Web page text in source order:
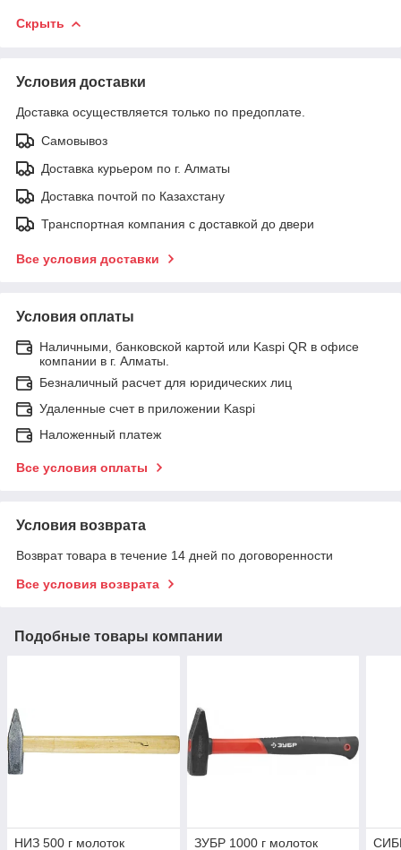
Скрыть
Условия доставки
Доставка осуществляется только по предоплате.
Самовывоз
Доставка курьером по г. Алматы
Доставка почтой по Казахстану
Транспортная компания с доставкой до двери
Все условия доставки
Условия оплаты
Наличными, банковской картой или Kaspi QR в офисе
компании в г. Алматы.
Безналичный расчет для юридических лиц
Удаленные счет в приложении Kaspi
Наложенный платеж
Все условия оплаты
Условия возврата
Возврат товара в течение 14 дней по договоренности
Все условия возврата
Подобные товары компании
НИЗ 500 г молоток ЗУБР 1000 г молоток